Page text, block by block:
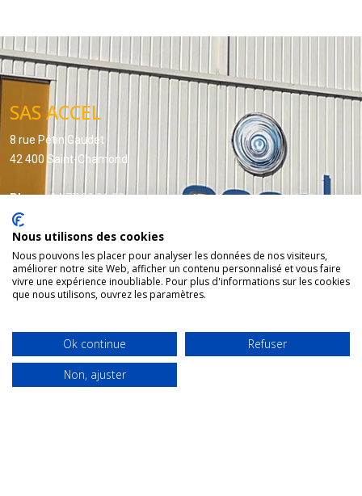
SAS ACCEL
8 rue Pétin Gaudet
42 400 Saint-Chamond
Phone:04 77 29 21 82
NOS SERVICES
Formation Caces®
Vérification générale périodique - VGP
Nous utilisons des cookies
Nous pouvons les placer pour analyser les données de nos visiteurs,
améliorer notre site Web, afficher un contenu personnalisé et vous faire
vivre une expérience inoubliable. Pour plus d'informations sur les cookies
que nous utilisons, ouvrez les paramètres.
Ok continue
Refuser
Non, ajuster